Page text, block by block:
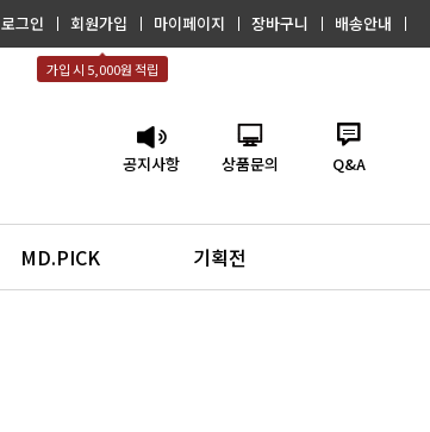
로그인 회원가입 마이페이지 장바구니 배송안내
가입 시 5,000원 적립
공지사항 상품문의 Q&A
MD.PICK 기획전